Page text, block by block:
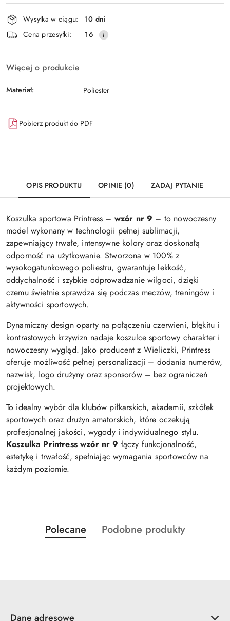
Wyślij
Dostępność
i
dostawa
Wysyłka w ciągu:
10 dni
Cena przesyłki:
16
Więcej o produkcie
Materiał: Poliester
Pobierz produkt do PDF
OPIS PRODUKTU OPINIE (0) ZADAJ PYTANIE
Koszulka sportowa Printress – wzór nr 9 – to nowoczesny
model wykonany w technologii pełnej sublimacji,
zapewniający trwałe, intensywne kolory oraz doskonałą
odporność na użytkowanie. Stworzona w 100% z
wysokogatunkowego poliestru, gwarantuje lekkość,
oddychalność i szybkie odprowadzanie wilgoci, dzięki
czemu świetnie sprawdza się podczas meczów, treningów i
aktywności sportowych.
Dynamiczny design oparty na połączeniu czerwieni, błękitu i
kontrastowych krzywizn nadaje koszulce sportowy charakter i
nowoczesny wygląd. Jako producent z Wieliczki, Printress
oferuje możliwość pełnej personalizacji – dodania numerów,
nazwisk, logo drużyny oraz sponsorów – bez ograniczeń
projektowych.
To idealny wybór dla klubów piłkarskich, akademii, szkółek
sportowych oraz drużyn amatorskich, które oczekują
profesjonalnej jakości, wygody i indywidualnego stylu.
Koszulka Printress wzór nr 9 łączy funkcjonalność,
estetykę i trwałość, spełniając wymagania sportowców na
każdym poziomie.
Pomiń karuzelę produktów
Produkty
o
Polecane
Produkty
Podobne produkty
Dane adresowe